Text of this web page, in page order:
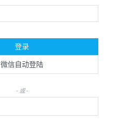
登录
微信自动登陆
- 或 -